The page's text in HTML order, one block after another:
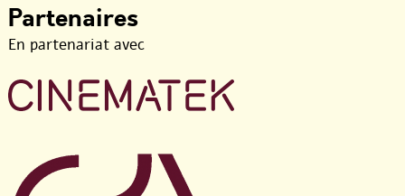
Partenaires
En partenariat avec